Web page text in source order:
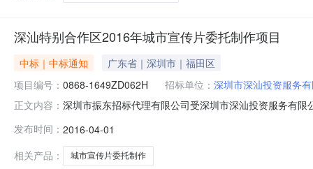
深汕特别合作区2016年城市宣传片委托制作项目
中标｜中标通知
广东省｜深圳市｜福田区
项目编号： 0868-1649ZD062H 招标单位： 深圳市深汕投资服务
正文内容： 深圳市振东招标代理有限公司受深圳市深汕投资服务有
82786018/82786038-809二、采购人信息采购人名称：
发布时间： 2016-04-01
相关产品：
城市宣传片委托制作